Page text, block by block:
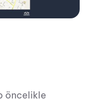
öncelikle